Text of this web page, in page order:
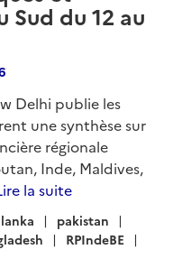
Sud du 12 au
Delhi publie les
une synthèse sur
régionale
Inde, Maldives,
la suite
pakistan
RPIndeBE